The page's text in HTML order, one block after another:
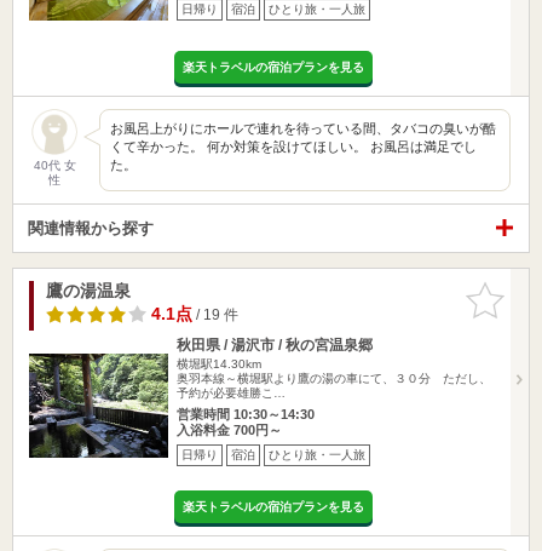
日帰り 宿泊 ひとり旅・一人旅
楽天トラベルの宿泊プランを見る
40代 女
性
お風呂上がりにホールで連れを待っている間、タバコの臭いが酷
くて辛かった。 何か対策を設けてほしい。 お風呂は満足でし
た。
関連情報から探す
お気に入
りに追加
鷹の湯温泉
4.1点/ 19 件
秋田県 / 湯沢市 / 秋の宮温泉郷
横堀駅14.30km
奥羽本線～横堀駅より鷹の湯の車にて、３０分 ただし、
予約が必要雄勝こ…
営業時間 10:30～14:30
入浴料金 700円～
日帰り 宿泊 ひとり旅・一人旅
楽天トラベルの宿泊プランを見る